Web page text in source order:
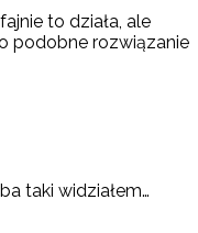
to działa, ale
podobne rozwiązanie
taki widziałem…